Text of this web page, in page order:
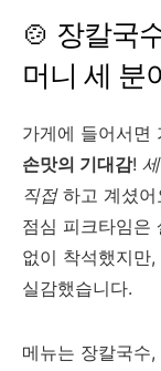
🍲 장칼국
머니 세 분
가게에 들어서면
손맛의 기대감!
직접하고 계셨어
점심 피크타임은
없이 착석했지만,
실감했습니다.
메뉴는 장칼국수